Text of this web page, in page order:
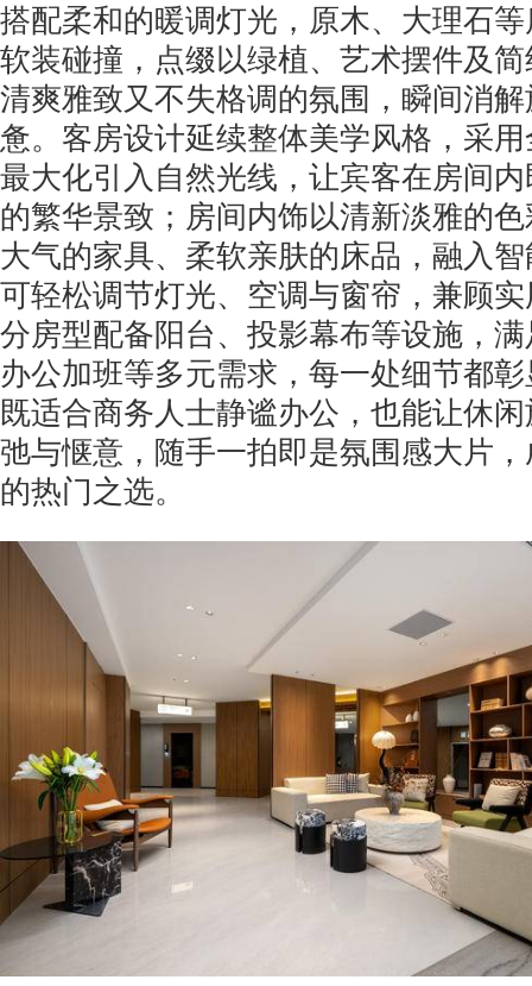
搭配柔和的暖调灯光，原木、大理石
软装碰撞，点缀以绿植、艺术摆件及
清爽雅致又不失格调的氛围，瞬间消
惫。客房设计延续整体美学风格，采
最大化引入自然光线，让宾客在房间
的繁华景致；房间内饰以清新淡雅的
大气的家具、柔软亲肤的床品，融入
可轻松调节灯光、空调与窗帘，兼顾
分房型配备阳台、投影幕布等设施，
办公加班等多元需求，每一处细节都
既适合商务人士静谧办公，也能让休
弛与惬意，随手一拍即是氛围感大片
的热门之选。